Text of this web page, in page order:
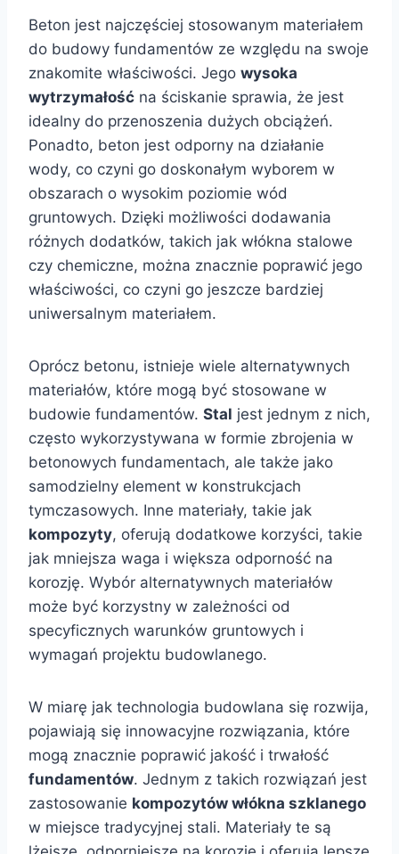
Beton jest najczęściej stosowanym materiałem
do budowy fundamentów ze względu na swoje
znakomite właściwości. Jego wysoka
wytrzymałość na ściskanie sprawia, że jest
idealny do przenoszenia dużych obciążeń.
Ponadto, beton jest odporny na działanie
wody, co czyni go doskonałym wyborem w
obszarach o wysokim poziomie wód
gruntowych. Dzięki możliwości dodawania
różnych dodatków, takich jak włókna stalowe
czy chemiczne, można znacznie poprawić jego
właściwości, co czyni go jeszcze bardziej
uniwersalnym materiałem.
Oprócz betonu, istnieje wiele alternatywnych
materiałów, które mogą być stosowane w
budowie fundamentów. Stal jest jednym z nich,
często wykorzystywana w formie zbrojenia w
betonowych fundamentach, ale także jako
samodzielny element w konstrukcjach
tymczasowych. Inne materiały, takie jak
kompozyty, oferują dodatkowe korzyści, takie
jak mniejsza waga i większa odporność na
korozję. Wybór alternatywnych materiałów
może być korzystny w zależności od
specyficznych warunków gruntowych i
wymagań projektu budowlanego.
W miarę jak technologia budowlana się rozwija,
pojawiają się innowacyjne rozwiązania, które
mogą znacznie poprawić jakość i trwałość
fundamentów. Jednym z takich rozwiązań jest
zastosowanie kompozytów włókna szklanego
w miejsce tradycyjnej stali. Materiały te są